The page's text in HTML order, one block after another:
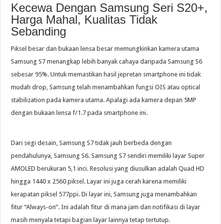
Kecewa Dengan Samsung Seri S20+,
Harga Mahal, Kualitas Tidak
Sebanding
Piksel besar dan bukaan lensa besar memungkinkan kamera utama
Samsung S7 menangkap lebih banyak cahaya daripada Samsung S6
sebesar 95%. Untuk memastikan hasil jepretan smartphone ini tidak
mudah drop, Samsung telah menambahkan fungsi OIS atau optical
stabilization pada kamera utama. Apalagi ada kamera depan 5MP
dengan bukaan lensa f/1.7 pada smartphone ini.
Dari segi desain, Samsung S7 tidak jauh berbeda dengan
pendahulunya, Samsung S6. Samsung S7 sendiri memiliki layar Super
AMOLED berukuran 5,1 inci. Resolusi yang diusulkan adalah Quad HD
hingga 1440 x 2560 piksel. Layar ini juga cerah karena memiliki
kerapatan piksel 577ppi. Di layar ini, Samsung juga menambahkan
fitur “Always-on”. Ini adalah fitur di mana jam dan notifikasi di layar
masih menyala tetapi bagian layar lainnya tetap tertutup.